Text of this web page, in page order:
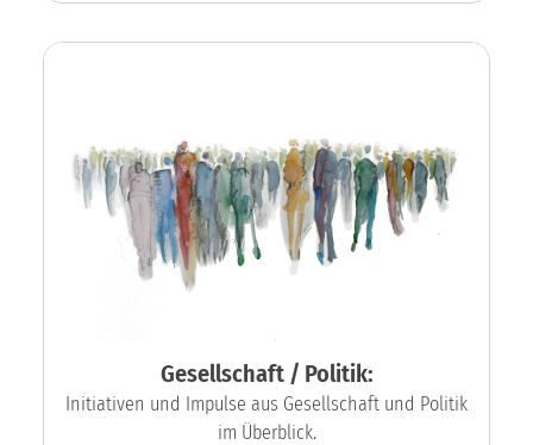
Gesellschaft / Politik:
Initiativen und Impulse aus Gesellschaft und Politik
im Überblick.